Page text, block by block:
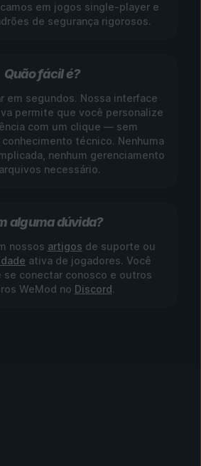
em jogos single-player e
de segurança rigorosos.
Quão fácil é?
em segundos. Nossa interface
permite que você personalize
com um clique — sem
técnico. Nenhuma
nenhum gerenciamento
necessário.
alguma dúvida?
nossos artigos de suporte ou
ativa de jogadores. Você
se conectar conosco e outros
WeMod no Discord.